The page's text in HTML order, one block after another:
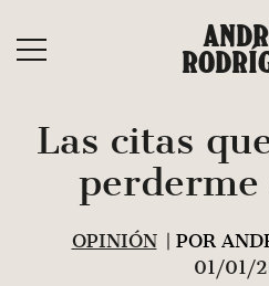
contenido
Las citas
perderme
OPINIÓN
| POR
01/01/